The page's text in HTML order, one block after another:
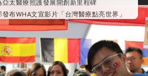
發布WHA文宣影片「台灣醫療點亮世界」
灣智慧醫療與健康產業展」預告短片，向
現台灣守護全球健康的創新能量
訪史瓦帝尼返國談話 強調臺灣人有權利
界 盼與理念相近國家共同維護國際秩序
向世界 賴總統抵達史瓦帝尼王國進行國是
五院院長新春茶敘 盼化分歧為團結、為
出合作第一步